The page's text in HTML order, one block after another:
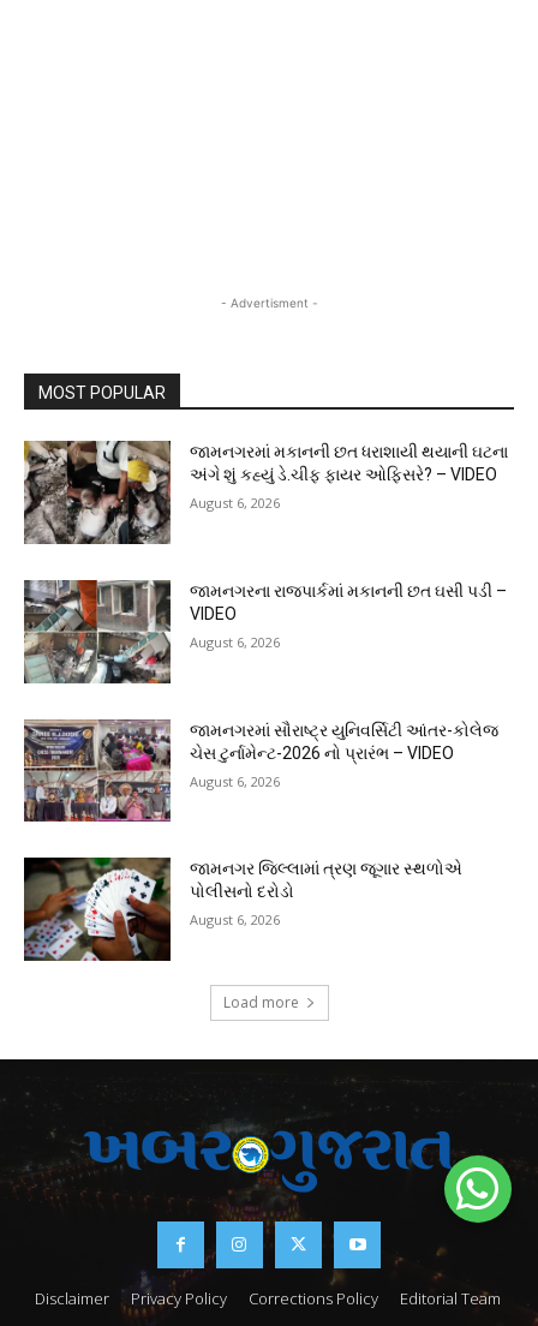
- Advertisment -
MOST POPULAR
જામનગરમાં મકાનની છત ધરાશાયી થયાની ઘટના
અંગે શું કહ્યું ડે.ચીફ ફાયર ઓફિસરે? – VIDEO
August 6, 2026
જામનગરના રાજપાર્કમાં મકાનની છત ઘસી પડી –
VIDEO
August 6, 2026
જામનગરમાં સૌરાષ્ટ્ર યુનિવર્સિટી આંતર-કોલેજ
ચેસ ટુર્નામેન્ટ-2026 નો પ્રારંભ – VIDEO
August 6, 2026
જામનગર જિલ્લામાં ત્રણ જૂગાર સ્થળોએ
પોલીસનો દરોડો
August 6, 2026
Load more
Disclaimer Privacy Policy Corrections Policy Editorial Team